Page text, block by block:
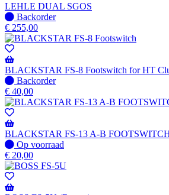
LEHLE DUAL SGOS
Niet
op
voorraad
-
Wordt
verzonden
wanneer
beschikbaar
Backorder
€ 255,00
BLACKSTAR FS-8 Footswitch for HT
Niet
op
voorraad
-
Wordt
verzonden
wanneer
beschikbaar
Backorder
€ 40,00
BLACKSTAR FS-13 A-B
Op
voorraad
Op voorraad
€ 20,00